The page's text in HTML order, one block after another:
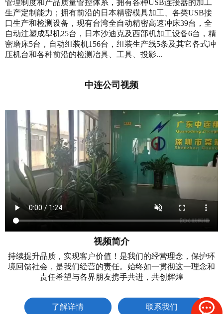
管理制度和产品质量管控体系，拥有各种USB连接器的加工
生产定制能力；拥有前沿的日本精密模具加工、各类USB接
口生产和检测设备，现有台湾全自动精密高速冲床39台，全
自动注塑成型机25台，日本沙迪克及西部机加工设备6台，精
密磨床5台，自动组装机156台，组装生产线5条及其它各式冲
压机台和各种前沿的检测冶具、工具、投影...
中连公司视频
视频简介
持续提升品质，实现客户价值！是我们的经营理念，保护环
境回馈社会，是我们经营的责任。始终如一贯彻这一理念和
责任希望与各界朋友携手共进，共创辉煌
了解详情 联系我们